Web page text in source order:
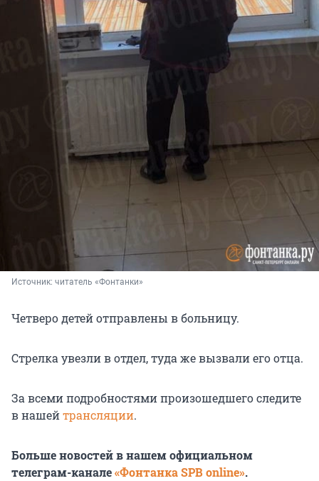
Источник: читатель «Фонтанки»
Четверо детей отправлены в больницу.
Стрелка увезли в отдел, туда же вызвали его отца.
За всеми подробностями произошедшего следите
в нашейтрансляции.
Больше новостей в нашем официальном
телеграм-канале«Фонтанка SPB online».